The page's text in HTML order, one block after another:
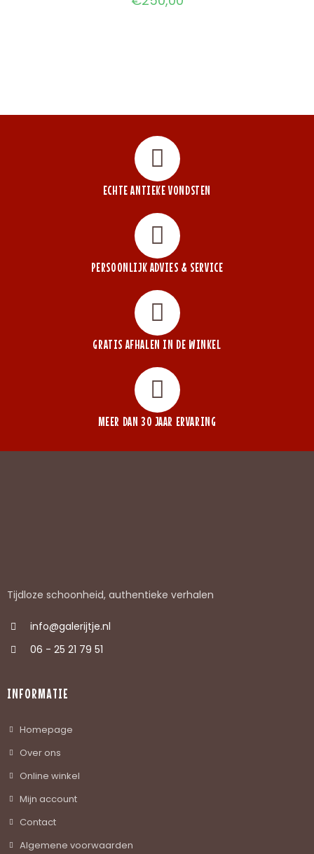
ECHTE ANTIEKE VONDSTEN
PERSOONLIJK ADVIES & SERVICE
GRATIS AFHALEN IN DE WINKEL
MEER DAN 30 JAAR ERVARING
Tijdloze schoonheid, authentieke verhalen
info@galerijtje.nl
06 - 25 21 79 51
INFORMATIE
Homepage
Over ons
Online winkel
Mijn account
Contact
Algemene voorwaarden